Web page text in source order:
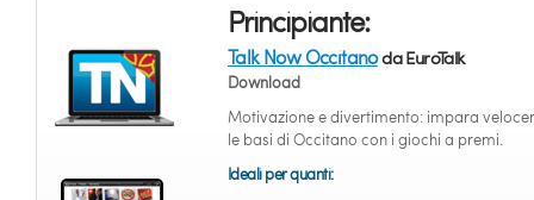
Principiante:
Talk Now Occitanoda EuroTalk
Download
Motivazione e divertimento: impara
le basi di Occitano con i giochi a premi.
Ideali per quanti: